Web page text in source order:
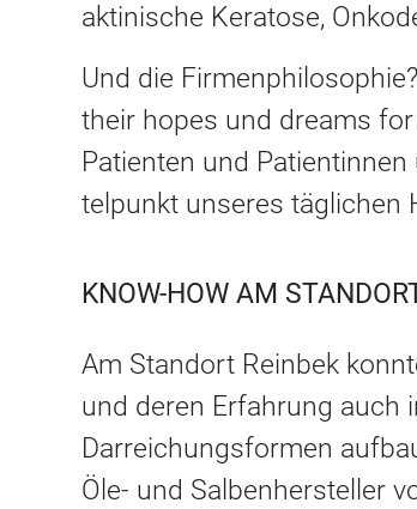
aktinische Keratose,
Und die Firmenphilosophie?
their hopes und dreams for
Patienten und
telpunkt unseres täglichen
KNOW-HOW AM
Am Standort Reinbek
und deren Erfahrung auch
Darreichungsformen
Öle- und Salbenhersteller